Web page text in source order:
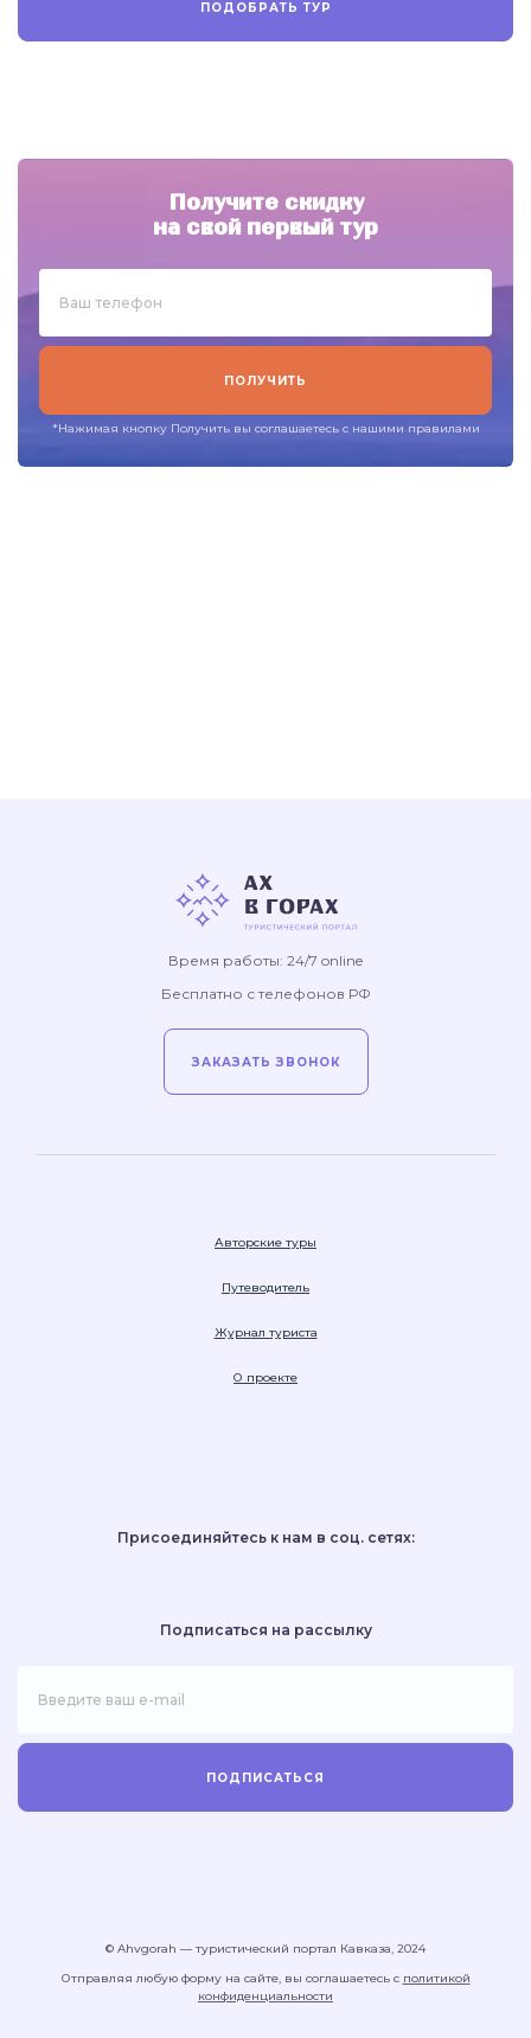
ПОДОБРАТЬ ТУР
Получите скидку
на свой первый тур
ПОЛУЧИТЬ
*Нажимая кнопку Получить вы соглашаетесь с нашими правилами
Время работы: 24/7 online
Бесплатно с телефонов РФ
ЗАКАЗАТЬ ЗВОНОК
Авторские туры
Путеводитель
Журнал туриста
О проекте
Подписаться на рассылку
ПОДПИСАТЬСЯ
Присоединяйтеськ нам в соц. сетях:
© Ahvgorah — туристический портал Кавказа, 2024
Отправляя любую форму на сайте, вы соглашаетесь с политикой
конфиденциальности